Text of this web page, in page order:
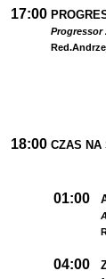
17:00
Progressor
Red.
18:00 CZAS NA
01:00
04:00